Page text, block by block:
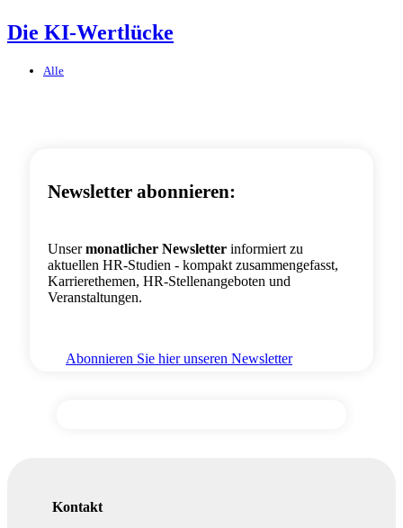
Die KI-Wertlücke
Alle
Newsletter abonnieren:
Unsermonatlicher Newsletter informiert zu
aktuellen HR-Studien - kompakt zusammengefasst,
Karrierethemen, HR-Stellenangeboten und
Veranstaltungen.
Abonnieren Sie hier unseren Newsletter
Kontakt